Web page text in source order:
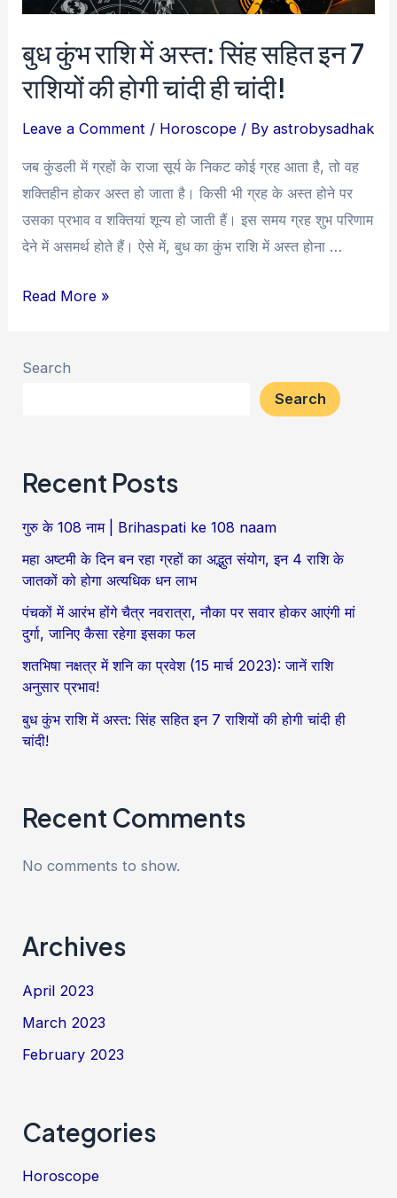
बुध कुंभ राशि में अस्त: सिंह सहित इन 7
राशियों की होगी चांदी ही चांदी!
Leave a Comment / Horoscope / Byastrobysadhak
जब कुंडली में ग्रहों के राजा सूर्य के निकट कोई ग्रह आता है, तो वह
शक्तिहीन होकर अस्त हो जाता है। किसी भी ग्रह के अस्त होने पर
उसका प्रभाव व शक्तियां शून्य हो जाती हैं। इस समय ग्रह शुभ परिणाम
देने में असमर्थ होते हैं। ऐसे में, बुध का कुंभ राशि में अस्त होना …
बुध
में
इन
राशियों
की
होगी
चांदी
ही
चांदी!
Read More »
Search
Search
Recent Posts
गुरु के 108 नाम | Brihaspati ke 108 naam
महा अष्टमी के दिन बन रहा ग्रहों का अद्भुत संयोग, इन 4 राशि के
जातकों को होगा अत्यधिक धन लाभ
पंचकों में आरंभ होंगे चैत्र नवरात्रा, नौका पर सवार होकर आएंगी मां
दुर्गा, जानिए कैसा रहेगा इसका फल
शतभिषा नक्षत्र में शनि का प्रवेश (15 मार्च 2023): जानें राशि
अनुसार प्रभाव!
बुध कुंभ राशि में अस्त: सिंह सहित इन 7 राशियों की होगी चांदी ही
चांदी!
Recent Comments
No comments to show.
Archives
April 2023
March 2023
February 2023
Categories
Horoscope